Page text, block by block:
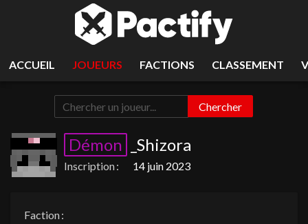
ACCUEIL JOUEURS FACTIONS CLASSEMENT
Chercher
Démon _Shizora
Inscription : 14 juin 2023
Faction :